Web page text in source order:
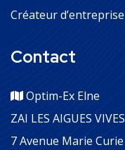
Créateur d’entreprise
Contact
Optim-Ex Elne
ZAI LES AIGUES VIVES
7 Avenue Marie Curie